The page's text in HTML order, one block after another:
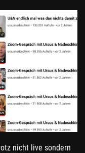
nicht live sondern